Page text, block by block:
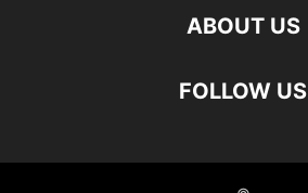
ABOUT US
FOLLOW US